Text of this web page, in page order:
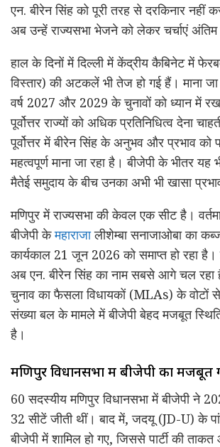
एन. बीरेन सिंह को पूरी तरह से दरकिनार नहीं
अब उन्हें राज्यसभा भेजने को लेकर चर्चाएं अंतिम
हाल के दिनों में दिल्ली में केंद्रीय कैबिनेट में
विस्तार) की अटकलें भी तेज हो गई हैं। माना जा
वर्ष 2027 और 2029 के चुनावों को ध्यान में
पूर्वोत्तर राज्यों को अधिक प्रतिनिधित्व देना
पूर्वोत्तर में बीरेन सिंह के अनुभव और प्रभाव को
महत्वपूर्ण माना जा रहा है। बीजेपी के भीतर यह
मैतेई समुदाय के बीच उनका अभी भी खासा
मणिपुर में राज्यसभा की केवल एक सीट है।
बीजेपी केमहाराजालीशेम्बा सनाजाओबा का
कार्यकाल 21 जून 2026 को समाप्त हो रहा
अब एन. बीरेन सिंह का नाम सबसे आगे चल रहा
चुनाव का फैसला विधायकों (MLAs) के वोटों
संख्या बल के मामले में बीजेपी बेहद मजबूत
है।
मणिपुर विधानसभा में बीजेपी का मजबूत
60 सदस्यीय मणिपुर विधानसभा में बीजेपी ने
32 सीटें जीती थीं। बाद में, जदयू (JD-U) के
बीजेपी में शामिल हो गए, जिससे पार्टी की